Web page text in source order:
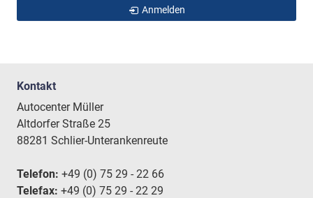
Anmelden
Kontakt
Autocenter Müller
Altdorfer Straße 25
88281 Schlier-Unterankenreute
Telefon: +49 (0) 75 29 - 22 66
Telefax: +49 (0) 75 29 - 22 29